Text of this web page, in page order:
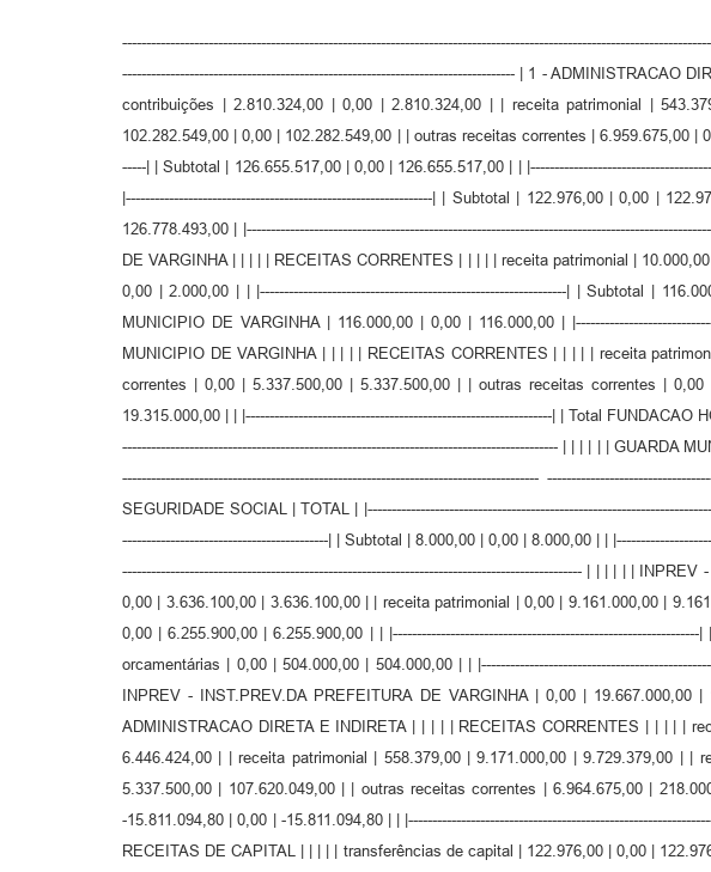
---------------------------------------------------------------------------------- | 1 -
contribuições | 2.810.324,00 | 0,00 | 2.810.324,00 | | receita patrimonial |
102.282.549,00 | 0,00 | 102.282.549,00 | | outras receitas correntes | 6.959.675,00 |
-----| | Subtotal | 126.655.517,00 | 0,00 | 126.655.517,00 | |
|----------------------------------------------------------------| | Subtotal | 122.976,00 | 0,00 |
126.778.493,00 |
DE VARGINHA | | | | | RECEITAS CORRENTES | | | | | receita patrimonial |
0,00 | 2.000,00 | | |----------------------------------------------------------------| | Subtotal |
MUNICIPIO DE VARGINHA | 116.000,00 | 0,00 | 116.000,00 |
MUNICIPIO DE VARGINHA | | | | | RECEITAS CORRENTES | | | | | receita
correntes | 0,00 | 5.337.500,00 | 5.337.500,00 | | outras receitas correntes | 0,00 |
19.315.000,00 | | |----------------------------------------------------------------| | Total
------------------------------------------------------------------------------------------- | | | | | |
---------------------------------------------------------------------------------------
SEGURIDADE SOCIAL | TOTAL |
-------------------------------------------| | Subtotal | 8.000,00 | 0,00 | 8.000,00 | |
------------------------------------------------------------------------------------------------ | | | | | |
0,00 | 3.636.100,00 | 3.636.100,00 | | receita patrimonial | 0,00 | 9.161.000,00 |
0,00 | 6.255.900,00 | 6.255.900,00 | |
orcamentárias | 0,00 | 504.000,00 | 504.000,00 | |
INPREV - INST.PREV.DA PREFEITURA DE VARGINHA | 0,00 | 19.667.000,00 |
ADMINISTRACAO DIRETA E INDIRETA | | | | | RECEITAS CORRENTES | | | | |
6.446.424,00 | | receita patrimonial | 558.379,00 | 9.171.000,00 | 9.729.379,00 | |
5.337.500,00 | 107.620.049,00 | | outras receitas correntes | 6.964.675,00 |
-15.811.094,80 | 0,00 | -15.811.094,80 | |
RECEITAS DE CAPITAL | | | | | transferências de capital | 122.976,00 | 0,00 |